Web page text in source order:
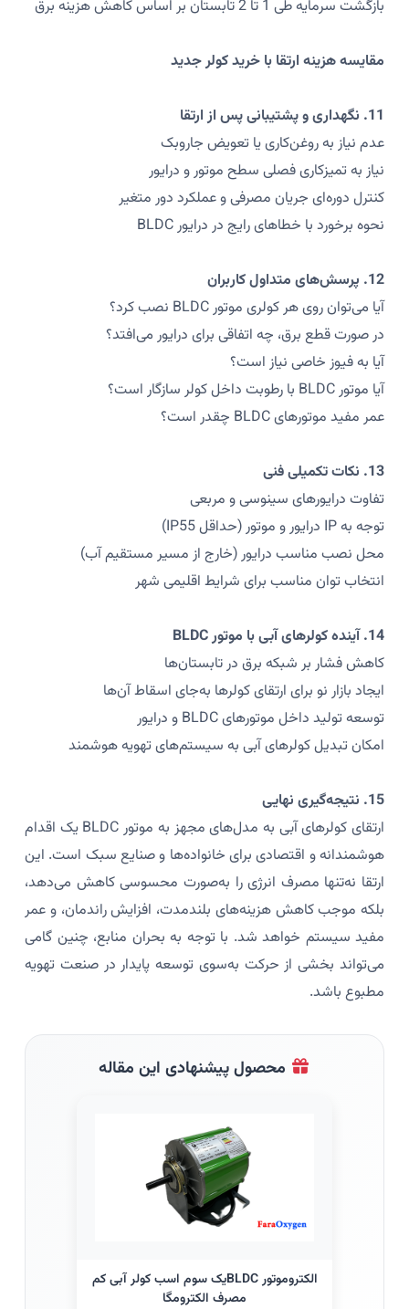
بازگشت سرمایه طی 1 تا 2 تابستان بر اساس کاهش هزینه برق
مقایسه هزینه ارتقا با خرید کولر جدید
11. نگهداری و پشتیبانی پس از ارتقا
عدم نیاز به روغن‌کاری یا تعویض جاروبک
نیاز به تمیزکاری فصلی سطح موتور و درایور
کنترل دوره‌ای جریان مصرفی و عملکرد دور متغیر
نحوه برخورد با خطاهای رایج در درایور BLDC
12. پرسش‌های متداول کاربران
آیا می‌توان روی هر کولری موتور BLDC نصب کرد؟
در صورت قطع برق، چه اتفاقی برای درایور می‌افتد؟
آیا به فیوز خاصی نیاز است؟
آیا موتور BLDC با رطوبت داخل کولر سازگار است؟
عمر مفید موتورهای BLDC چقدر است؟
13. نکات تکمیلی فنی
تفاوت درایورهای سینوسی و مربعی
توجه به IP درایور و موتور (حداقل IP55)
محل نصب مناسب درایور (خارج از مسیر مستقیم آب)
انتخاب توان مناسب برای شرایط اقلیمی شهر
14. آینده کولرهای آبی با موتور BLDC
کاهش فشار بر شبکه برق در تابستان‌ها
ایجاد بازار نو برای ارتقای کولرها به‌جای اسقاط آن‌ها
توسعه تولید داخل موتورهای BLDC و درایور
امکان تبدیل کولرهای آبی به سیستم‌های تهویه هوشمند
15. نتیجه‌گیری نهایی
ارتقای کولرهای آبی به مدل‌های مجهز به موتور BLDC یک اقدام
هوشمندانه و اقتصادی برای خانواده‌ها و صنایع سبک است. این
ارتقا نه‌تنها مصرف انرژی را به‌صورت محسوسی کاهش می‌دهد،
بلکه موجب کاهش هزینه‌های بلندمدت، افزایش راندمان، و عمر
مفید سیستم خواهد شد. با توجه به بحران منابع، چنین گامی
می‌تواند بخشی از حرکت به‌سوی توسعه پایدار در صنعت تهویه
مطبوع باشد.
محصول پیشنهادی این مقاله
الکتروموتور BLDCیک سوم اسب کولر آبی کم
مصرف الکترومگا